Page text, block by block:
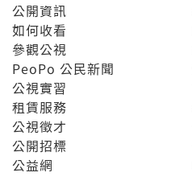
公開資訊
如何收看
參觀公視
PeoPo 公民新聞
公視實習
租賃服務
公視徵才
公開招標
公益網